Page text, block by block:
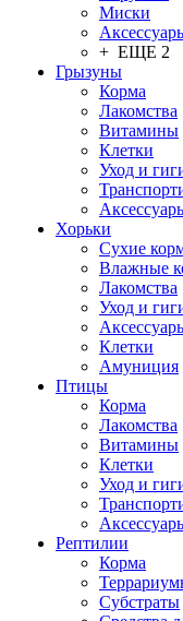
Миски
+ ЕЩЕ 2
Грызуны
Корма
Лакомства
Витамины
Клетки
Уход и
Хорьки
Сухие
Влажные
Лакомства
Уход и
Клетки
Амуниция
Птицы
Корма
Лакомства
Витамины
Клетки
Уход и
Рептилии
Корма
Субстраты